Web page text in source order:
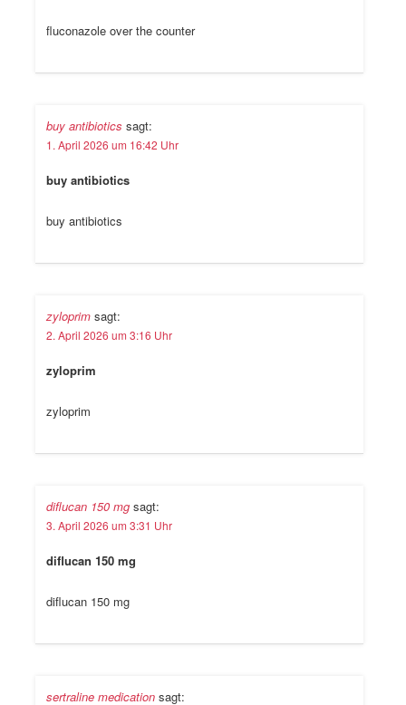
fluconazole over the counter
buy antibiotics sagt:
1. April 2026 um 16:42 Uhr
buy antibiotics
buy antibiotics
zyloprim sagt:
2. April 2026 um 3:16 Uhr
zyloprim
zyloprim
diflucan 150 mg sagt:
3. April 2026 um 3:31 Uhr
diflucan 150 mg
diflucan 150 mg
sertraline medication sagt: